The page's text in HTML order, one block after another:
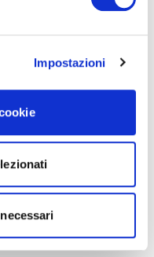
Impostazioni